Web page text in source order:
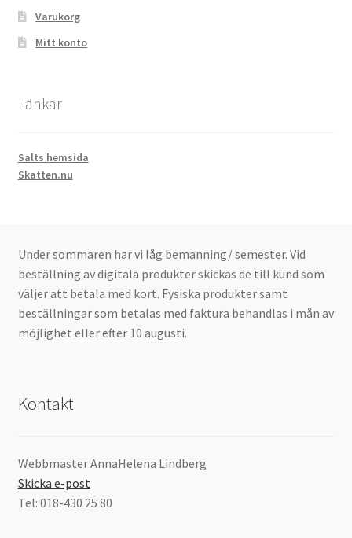
Varukorg
Mitt konto
Länkar
Salts hemsida
Skatten.nu
Under sommaren har vi låg bemanning/ semester. Vid
beställning av digitala produkter skickas de till kund som
väljer att betala med kort. Fysiska produkter samt
beställningar som betalas med faktura behandlas i mån av
möjlighet eller efter 10 augusti.
Kontakt
Webbmaster AnnaHelena Lindberg
Skicka e-post
Tel: 018-430 25 80